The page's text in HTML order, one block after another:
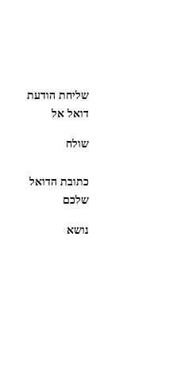
שליחת הודעת
דואל אל
שולח
כתובת הדואל
שלכם
נושא